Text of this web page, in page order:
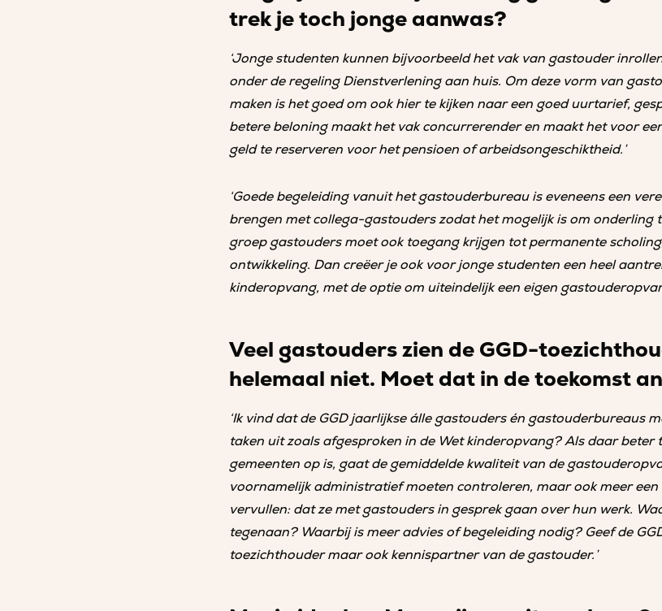
trek je toch jonge aanwas?
‘Jonge studenten kunnen bijvoorbeeld het vak van gastouder
onder de regeling Dienstverlening aan huis. Om deze vorm van
maken is het goed om ook hier te kijken naar een goed uurtarief,
betere beloning maakt het vak concurrerender en maakt het voor
geld te reserveren voor het pensioen of arbeidsongeschiktheid.’
‘Goede begeleiding vanuit het gastouderbureau is eveneens een
brengen met collega-gastouders zodat het mogelijk is om onderling
groep gastouders moet ook toegang krijgen tot permanente
ontwikkeling. Dan creëer je ook voor jonge studenten een heel
kinderopvang, met de optie om uiteindelijk een eigen
Veel gastouders zien de GGD-
helemaal niet. Moet dat in de toekomst
‘Ik vind dat de GGD jaarlijkse álle gastouders én gastouderbureaus
taken uit zoals afgesproken in de Wet kinderopvang? Als daar
gemeenten op is, gaat de gemiddelde kwaliteit van de
voornamelijk administratief moeten controleren, maar ook meer
vervullen: dat ze met gastouders in gesprek gaan over hun werk.
tegenaan? Waarbij is meer advies of begeleiding nodig? Geef de
toezichthouder maar ook kennispartner van de gastouder.’